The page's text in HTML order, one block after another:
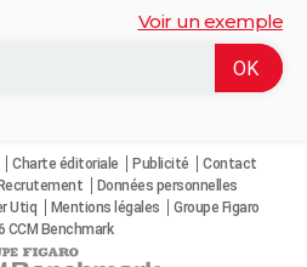
Voir un exemple
Charte éditoriale Publicité
Contact
Recrutement
Données personnelles
Utiq Mentions légales
Groupe Figaro
CCM Benchmark